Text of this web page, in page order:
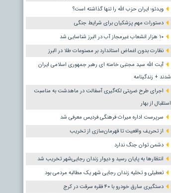
ویدئو؛ ایران حزب الله را تنها گذاشته است؟
دستورات مهم پزشکیان برای شرایط جنگی
۱۰ هزار انشعاب غیرمجاز آب در البرز شناسایی شد
نظارت بدون اغماض استاندارد بر مصنوعات طلا در البرز
آیت الله سید مجتبی خامنه ای رهبر جمهوری اسلامی ایران
شدند + زندگینامه
اجرای طرح ضربتی لکه‌گیری آسفالت در ماهدشت به مناسبت
استقبال از بهار
سرپرست اداره میراث فرهنگی فردیس معرفی شد
از تحریف واقعیت تا قهرمان‌سازی از تخریب
دشمن توان جنگ ندارد
انتظارها به پایان رسید و دیوار زندان رجایی‌شهر تخریب شد
تعطیلی و تخلیه زندان رجایی شهر یک مطالبه مردمی بود
دستگیری سارق خودرو با ۴۰ فقره سرقت در کرج